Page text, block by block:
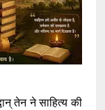
तेन ने साहित्य की